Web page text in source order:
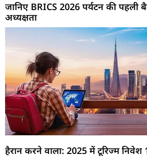
जानिए BRICS 2026 पर्यटन की पहली
अध्यक्षता
हैरान करने वाला: 2025 में टूरिज्म निवेश 1